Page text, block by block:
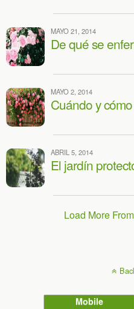
MAYO 21, 2014
De qué se
MAYO 2, 2014
Cuándo y
ABRIL 5, 2014
El jardín
Load More
Mobile